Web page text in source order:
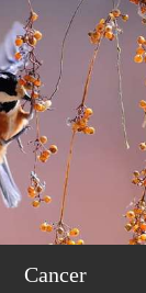
Cancer